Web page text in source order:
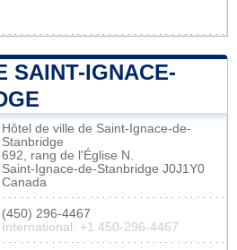
SAINT-IGNACE-
Hôtel de ville de Saint-Ignace-de-
Stanbridge
692, rang de l'Église N.
Saint-Ignace-de-Stanbridge J0J1Y0
Canada
(450) 296-4467
International: +1 450-296-4467